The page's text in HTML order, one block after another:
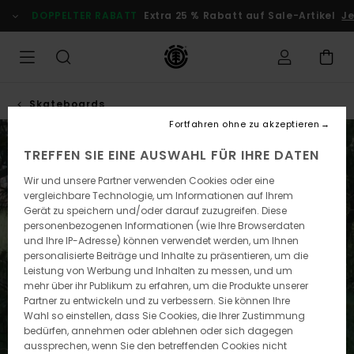
DOPPELTER RABATT Extra 25 % Rabatt auf Sale-Artikel
Skateboards
TREFFEN SIE EINE AUSWAHL FÜR IHRE DATEN
Wir und unsere Partner verwenden Cookies oder eine
vergleichbare Technologie, um Informationen auf Ihrem
Gerät zu speichern und/oder darauf zuzugreifen. Diese
personenbezogenen Informationen (wie Ihre Browserdaten
und Ihre IP-Adresse) können verwendet werden, um Ihnen
personalisierte Beiträge und Inhalte zu präsentieren, um die
Leistung von Werbung und Inhalten zu messen, und um
mehr über ihr Publikum zu erfahren, um die Produkte unserer
Partner zu entwickeln und zu verbessern. Sie können Ihre
Wahl so einstellen, dass Sie Cookies, die Ihrer Zustimmung
bedürfen, annehmen oder ablehnen oder sich dagegen
aussprechen, wenn Sie den betreffenden Cookies nicht
Fortfahren ohne zu akzeptieren